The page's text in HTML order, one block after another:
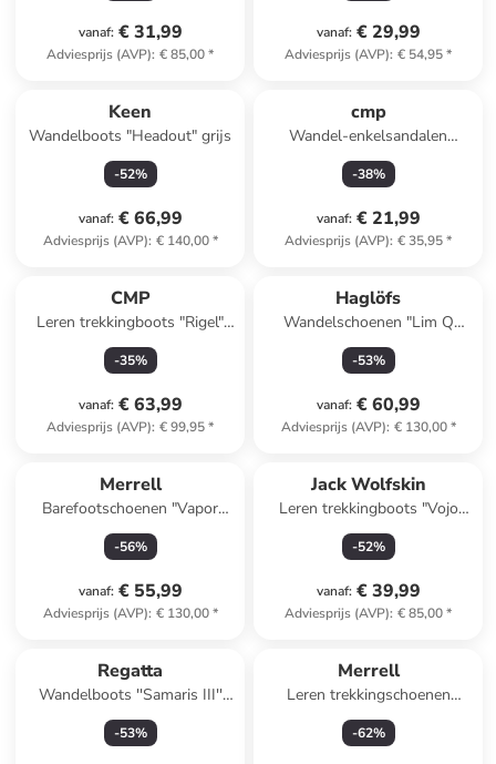
vanaf: € 31,99
Adviesprijs (AVP): € 85,00*
vanaf: € 29,99
Adviesprijs (AVP): € 54,95*
Keen
Wandelboots "Headout" grijs
-52%
vanaf: € 66,99
Adviesprijs (AVP): € 140,00*
cmp
Wandel-enkelsandalen
"Sahiph" roze
-38%
vanaf: € 21,99
Adviesprijs (AVP): € 35,95*
CMP
Leren trekkingboots "Rigel"
bruin
-35%
vanaf: € 63,99
Adviesprijs (AVP): € 99,95*
Haglöfs
Wandelschoenen "Lim Q
Low" zwart
-53%
vanaf: € 60,99
Adviesprijs (AVP): € 130,00*
Merrell
Barefootschoenen "Vapor
Glove 6 Boa" wit
-56%
vanaf: € 55,99
Adviesprijs (AVP): € 130,00*
Jack Wolfskin
Leren trekkingboots "Vojo
Tour Texapore Mid" zwart
-52%
vanaf: € 39,99
Adviesprijs (AVP): € 85,00*
Regatta
Wandelboots ''Samaris III''
antraciet
-53%
Merrell
Leren trekkingschoenen
"Moab Speed 2"
zwart/donkerblauw
-62%